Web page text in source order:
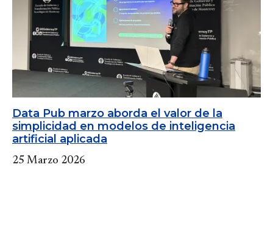
Data Pub marzo aborda el valor de la
simplicidad en modelos de inteligencia
artificial aplicada
25 Marzo 2026